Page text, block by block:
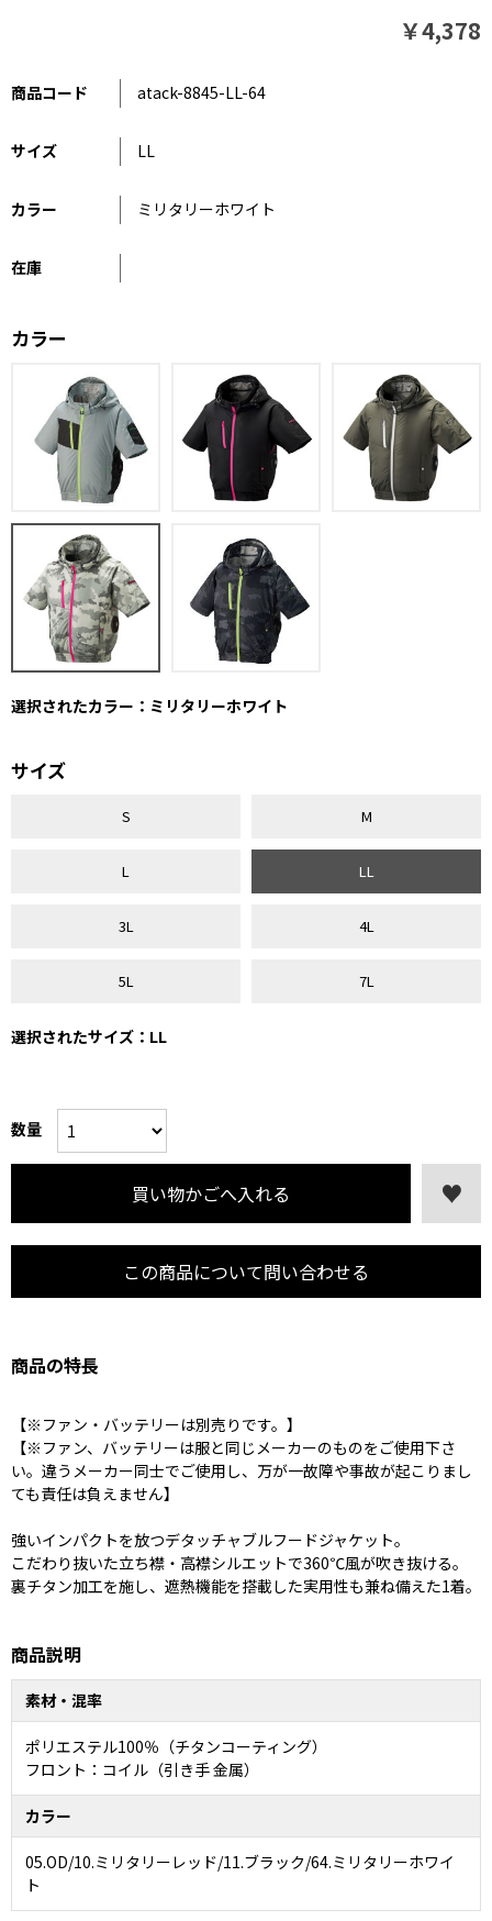
￥4,378
商品コード atack-8845-LL-64
サイズ LL
カラー ミリタリーホワイト
在庫
カラー
選択されたカラー：ミリタリーホワイト
サイズ
S M
L LL
3L 4L
5L 7L
選択されたサイズ：LL
数量
この商品について問い合わせる
商品の特長
【※ファン・バッテリーは別売りです。】
【※ファン、バッテリーは服と同じメーカーのものをご使用下さ
い。違うメーカー同士でご使用し、万が一故障や事故が起こりまし
ても責任は負えません】
強いインパクトを放つデタッチャブルフードジャケット。
こだわり抜いた立ち襟・高襟シルエットで360℃風が吹き抜ける。
裏チタン加工を施し、遮熱機能を搭載した実用性も兼ね備えた1着。
商品説明
素材・混率
ポリエステル100％（チタンコーティング）
フロント：コイル（引き手 金属）
カラー
05.OD/10.ミリタリーレッド/11.ブラック/64.ミリタリーホワイ
ト